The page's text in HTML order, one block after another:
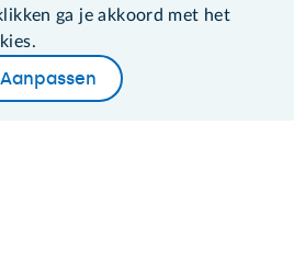
Delen Woordenboek
ga je akkoord met het
Aanpassen